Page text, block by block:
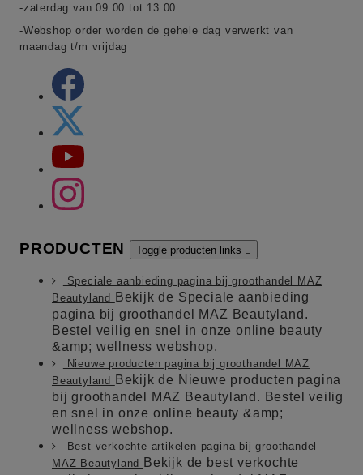
-zaterdag van 09:00 tot 13:00
-Webshop order worden de gehele dag verwerkt van
maandag t/m vrijdag
PRODUCTEN Toggle producten links 
Speciale aanbieding pagina bij groothandel MAZ
Beautyland
Bekijk de Speciale aanbieding
pagina bij groothandel MAZ Beautyland.
Bestel veilig en snel in onze online beauty
&amp; wellness webshop.
Nieuwe producten pagina bij groothandel MAZ
Beautyland
Bekijk de Nieuwe producten pagina
bij groothandel MAZ Beautyland. Bestel veilig
en snel in onze online beauty &amp;
wellness webshop.
Best verkochte artikelen pagina bij groothandel
MAZ Beautyland
Bekijk de best verkochte